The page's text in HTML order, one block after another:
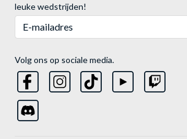
leuke wedstrijden!
Volg ons op sociale media.